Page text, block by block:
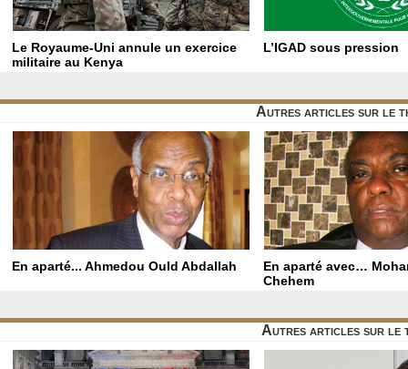
Le Royaume-Uni annule un exercice
militaire au Kenya
L’IGAD sous pression
Autres articles sur le
En aparté... Ahmedou Ould Abdallah
En aparté avec…
Chehem
Autres articles sur le